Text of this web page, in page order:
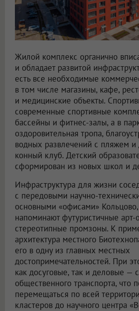
Жилой комплекс органично
и обладает развитой
есть все необходимые
в том числе магазины, кафе,
и медицинские объекты.
современные спортивные
бассейны и фитнес-залы, а в
оздоровительная тропа,
водных развлечений с пляжем и
конный клуб. Детский
сформирован из новых школ и
Инфраструктура для жизни
с передовыми научно-
основными «офисами»
напоминают футуристичные
стереотипные промзоны. К
архитектура местного
его в одну из главных местных
достопримечательностей. При
как досуговые, так и деловые —
общественного транспорта, что
перемещаться по всей
кластеров до научного центра